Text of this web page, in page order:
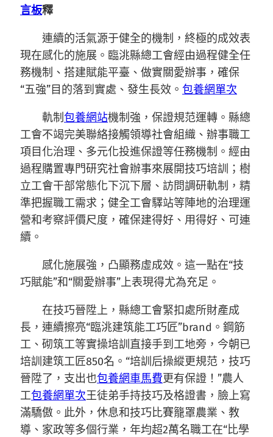
言板釋
連續的活氣源于健全的機制，終極的成效表
現在感化的施展。臨洮縣總工會經由過程健全任
務機制、搭建賦能平臺、做實關愛辦事，確保
“五強”目的落到實處、發生長效。 包養網單次
軌制包養網站機制強，保證規范運轉。縣總
工會不竭完美聯絡接觸領導社會組織、辦事職工
項目化治理、多元化投進保證等任務機制。經由
過程購置專門研究社會辦事來展開技巧培訓；樹
立工會干部常態化下沉下層、訪問調研軌制，精
準把握職工需求；健全工會驛站等陣地的治理運
營和考察評價尺度，確保建得好、用得好、可連
續。
感化施展強，凸顯務虛成效。這一點在“技
巧賦能”和“關愛辦事”上表現得尤為充足。
在技巧晉陞上，縣總工會緊扣處所財產成
長，連續擦亮“臨洮建筑能工巧匠”brand。鋼筋
工、砌筑工等實操培訓直接手到工地旁，今朝已
培訓建筑工匠850名。“培訓后操縱更規范，技巧
晉陞了，支出也包養網車馬費更有保證！”農人
工包養網單次王徒弟手持技巧及格證書，臉上寫
滿驕傲。此外，休息和技巧比賽籠罩農業、教
導、家政等多個行業，年均超2萬名職工在“比學